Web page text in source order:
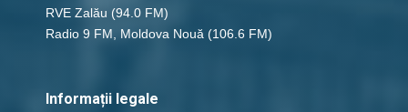
RVE Zalău (94.0 FM)
Radio 9 FM, Moldova Nouă (106.6 FM)
Informații legale